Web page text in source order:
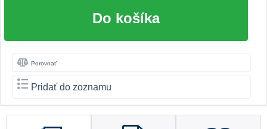
Do košíka
Porovnať
Pridať do zoznamu